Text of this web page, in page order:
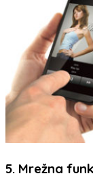
5. Mrežna